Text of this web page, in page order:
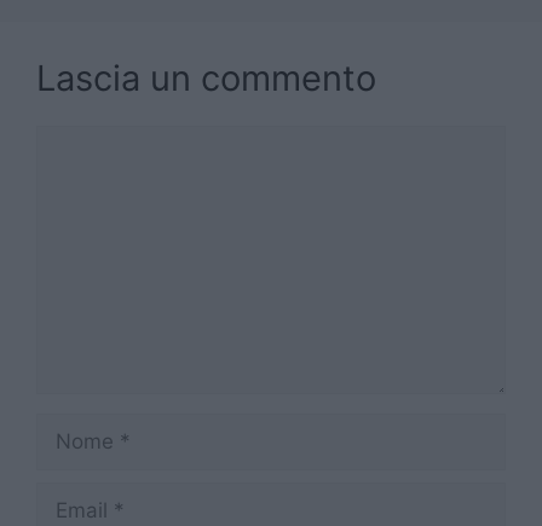
Lascia un commento